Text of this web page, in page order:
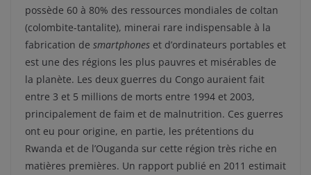
possède 60 à 80% des ressources mondiales de coltan
(colombite-tantalite), minerai rare indispensable à la
fabrication de smartphones et d’ordinateurs portables et
est une des régions les plus pauvres et misérables de
la planète. Les deux guerres du Congo auraient fait
entre 3 et 5 millions de morts entre 1994 et 2003,
principalement de faim et de malnutrition. Ces guerres
ont eu pour origine, en partie, les prétentions du
Rwanda et de l’Ouganda sur cette région très riche en
matières premières. Un rapport publié en 2011 estimait